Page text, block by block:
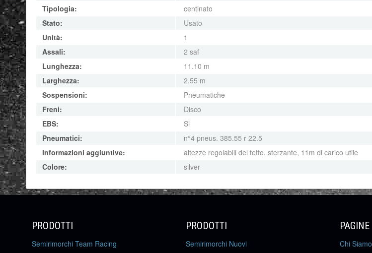
Tipologia:
centinato
Stato:
Usato
Unità:
1
Assali:
2 saf
Lunghezza:
11.10 m
Larghezza:
2.55 m
Sospensioni:
Pneumatiche
Freni:
Disco
EBS:
Si
Pneumatici:
n°4 pneus. 385.55 r 22.5
Informazioni aggiuntive:
altezze regolabili del tetto, sterzante, 11m di carico utile
Colore:
silver
PRODOTTI
Semirimorchi Team Racing
PRODOTTI
Semirimorchi Nuovi
PAGINE
Chi Siamo